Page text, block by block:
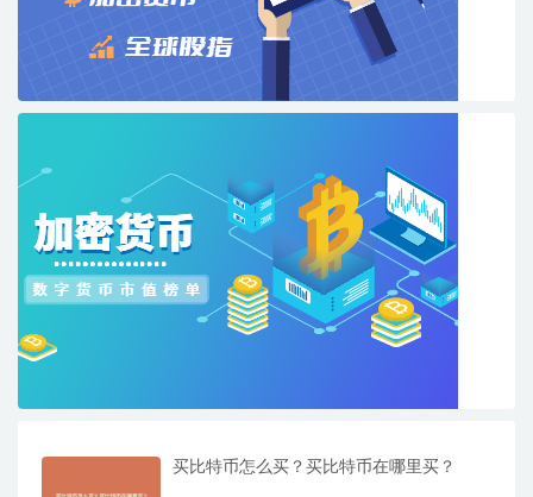
买比特币怎么买？买比特币在哪里买？